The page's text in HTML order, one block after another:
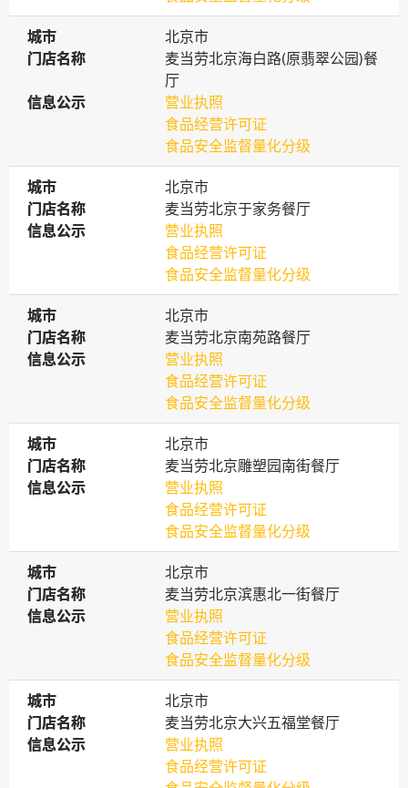
城市
城市
北京市
门店名称
门店名称
麦当劳北京海白路(原翡翠公园)餐
厅
信息公示
信息公示
营业执照
食品经营许可证
食品安全监督量化分级
城市
城市
北京市
门店名称
门店名称
麦当劳北京于家务餐厅
信息公示
信息公示
营业执照
食品经营许可证
食品安全监督量化分级
城市
城市
北京市
门店名称
门店名称
麦当劳北京南苑路餐厅
信息公示
信息公示
营业执照
食品经营许可证
食品安全监督量化分级
城市
城市
北京市
门店名称
门店名称
麦当劳北京雕塑园南街餐厅
信息公示
信息公示
营业执照
食品经营许可证
食品安全监督量化分级
城市
城市
北京市
门店名称
门店名称
麦当劳北京滨惠北一街餐厅
信息公示
信息公示
营业执照
食品经营许可证
食品安全监督量化分级
城市
城市
北京市
门店名称
门店名称
麦当劳北京大兴五福堂餐厅
信息公示
信息公示
营业执照
食品经营许可证